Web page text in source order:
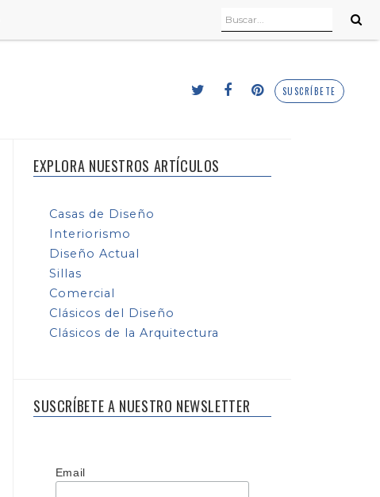
SUSCRÍBETE
EXPLORA NUESTROS ARTÍCULOS
Casas de Diseño
Interiorismo
Diseño Actual
Sillas
Comercial
Clásicos del Diseño
Clásicos de la Arquitectura
SUSCRÍBETE A NUESTRO NEWSLETTER
Email